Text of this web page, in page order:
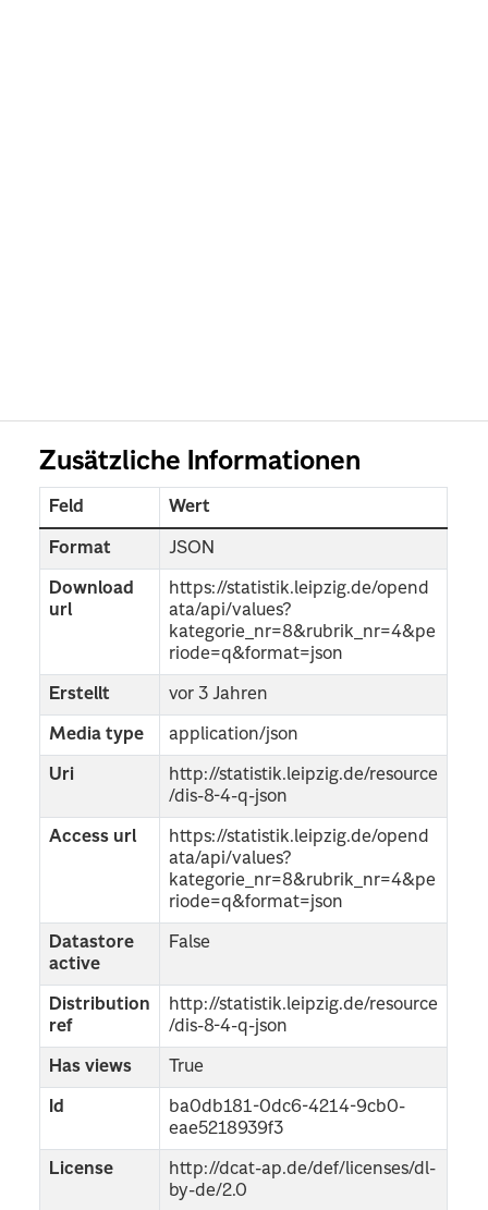
Zusätzliche Informationen
Feld Wert
Format JSON
Download
url
https://statistik.leipzig.de/opend
ata/api/values?
kategorie_nr=8&rubrik_nr=4&pe
riode=q&format=json
Erstellt vor 3 Jahren
Media type application/json
Uri
http://statistik.leipzig.de/resource
/dis-8-4-q-json
Access url
https://statistik.leipzig.de/opend
ata/api/values?
kategorie_nr=8&rubrik_nr=4&pe
riode=q&format=json
Datastore
active
False
Distribution
ref
http://statistik.leipzig.de/resource
/dis-8-4-q-json
Has views True
Id
ba0db181-0dc6-4214-9cb0-
eae5218939f3
License
http://dcat-ap.de/def/licenses/dl-
by-de/2.0